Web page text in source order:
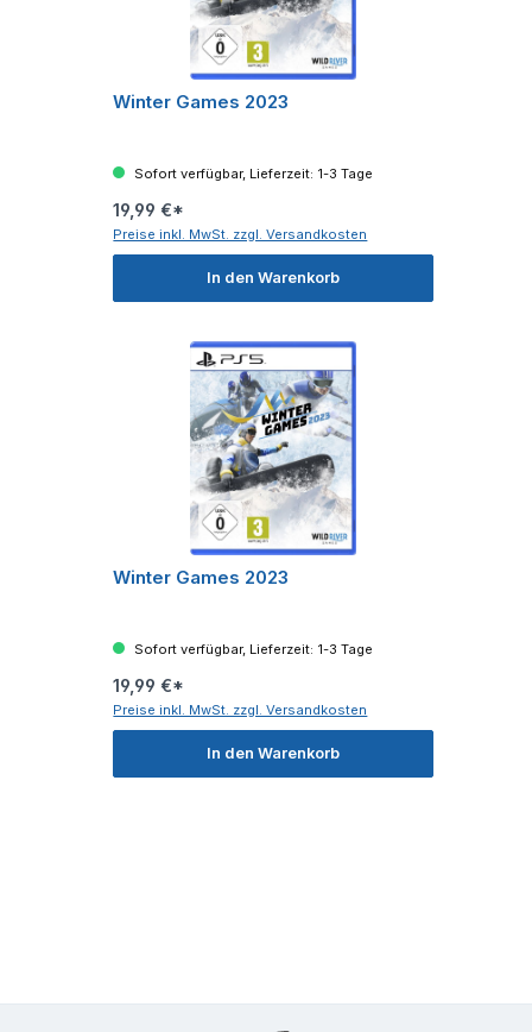
Winter Games 2023
Sofort verfügbar, Lieferzeit: 1-3 Tage
19,99 €*
Preise inkl. MwSt. zzgl. Versandkosten
In den Warenkorb
Winter Games 2023
Sofort verfügbar, Lieferzeit: 1-3 Tage
19,99 €*
Preise inkl. MwSt. zzgl. Versandkosten
In den Warenkorb